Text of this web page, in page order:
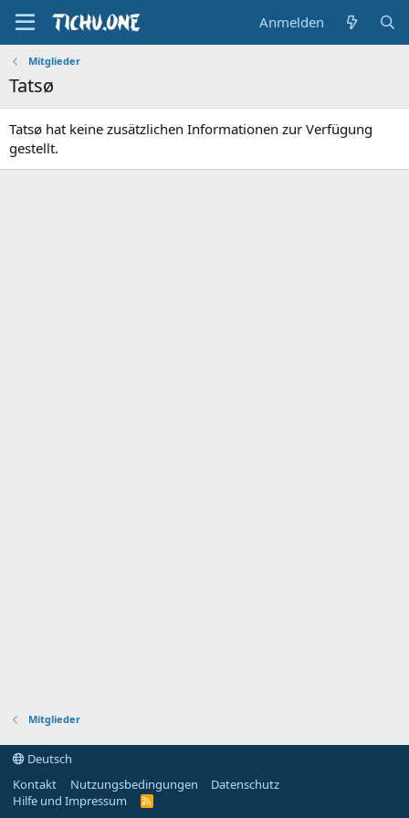
Anmelden
Mitglieder
Tatsø
Tatsø hat keine zusätzlichen Informationen zur Verfügung
gestellt.
Mitglieder
Deutsch
Kontakt
Nutzungsbedingungen
Datenschutz
Hilfe und Impressum
R